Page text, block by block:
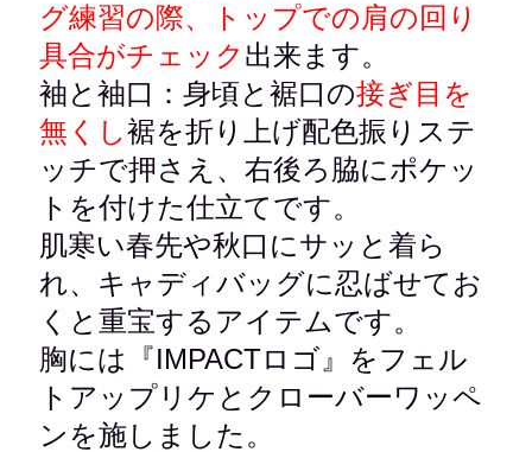
グ練習の際、
トップでの肩の回り
具合がチェック 出来ます。
袖と袖口：身頃と裾口の接ぎ目を
無くし裾を折り上げ配色振りステ
ッチで押さえ、右後ろ脇にポケッ
トを付けた仕立てです。
肌寒い春先や秋口にサッと着ら
れ、キャディバッグに忍ばせてお
くと重宝するアイテムです。
胸には『IMPACTロゴ』をフェル
トアップリケとクローバーワッペ
ンを施しました。